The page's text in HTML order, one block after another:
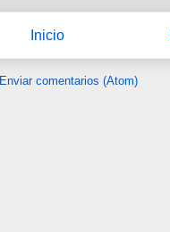
Inicio
Enviar comentarios (Atom)